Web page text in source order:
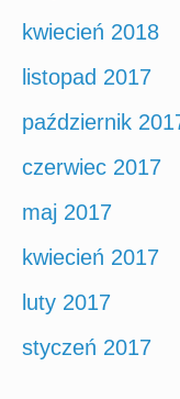
kwiecień 2018
listopad 2017
październik
czerwiec 2017
maj 2017
kwiecień 2017
luty 2017
styczeń 2017